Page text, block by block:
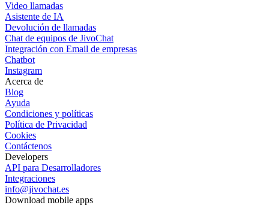
Video llamadas
Asistente de IA
Devolución de llamadas
Chat de equipos de JivoChat
Integración con Email de empresas
Chatbot
Instagram
Acerca de
Blog
Ayuda
Condiciones y políticas
Política de Privacidad
Cookies
Contáctenos
Developers
API para Desarrolladores
Integraciones
info@jivochat.es
Download mobile apps